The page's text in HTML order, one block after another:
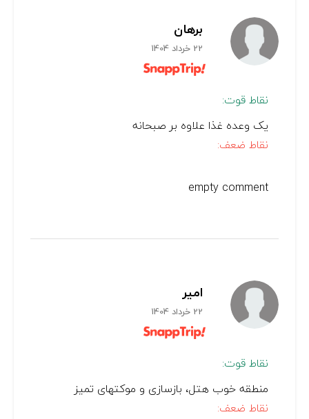
برهان
22 خرداد 1404
نقاط قوت:
یک وعده غذا علاوه بر صبحانه
نقاط ضعف:
empty comment
امیر
22 خرداد 1404
نقاط قوت:
منطقه خوب هتل، بازسازی و موکتهای تمیز
نقاط ضعف: